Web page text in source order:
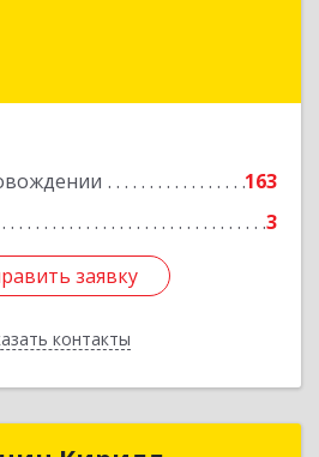
163
3
заявку
контакты
Тверь г, Чайковского пр-
заявку
Назад